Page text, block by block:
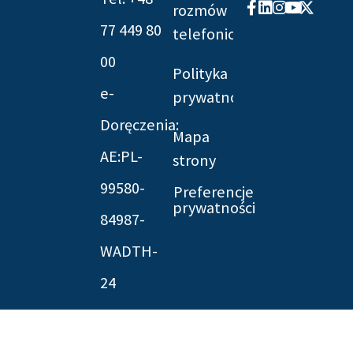
77 449 80
00
e-
Doręczenia:
AE:PL-
99580-
84987-
WADTH-
24
rozmów
telefonicznych
Polityka
prywatności
Mapa
strony
Preferencje
prywatności
Facebook-
f
Linkedin
Instagram
Youtube
X-
twitter